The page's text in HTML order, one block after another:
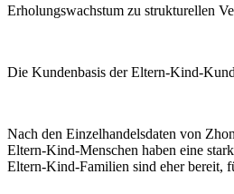
Erholungswachstum zu strukturellen
Die Kundenbasis der Eltern-Kind-
Nach den Einzelhandelsdaten von
Eltern-Kind-Menschen haben eine
Eltern-Kind-Familien sind eher bereit,